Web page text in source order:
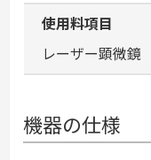
使用料項目
レーザー顕微鏡
機器の仕様